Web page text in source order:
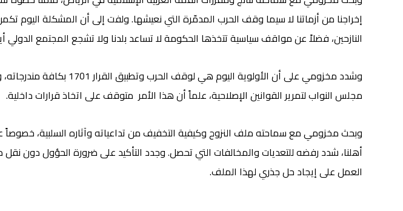
إخراجنا من أزماتنا لا سيما وقف الحرب المدمّرة التي نعيشها. ولفت إلى أن المشكلة
النازحين، فضلاً عن مواقف سياسية تتخذها الحكومة لا تساعد بلدنا ولا تشجع المجتمع الدولي
وشدد مخزومي على أن
مجلس النواب لتمرير القوانين الإصلاحية، علماً أن هذا الأمر متوقف على اتخاذ قرارات داخلية.
وبحث مخزومي مع سماحته ملف النزوح وكيفية التخفيف من تداعياته وآثاره السلبية، خصوصاً
أهلنا، شدد رفضه للتعديات والمخالفات التي تحصل. وجدد التأكيد على ضرورة الحؤول دون
العمل على إيجاد حل جذري لهذا الملف.